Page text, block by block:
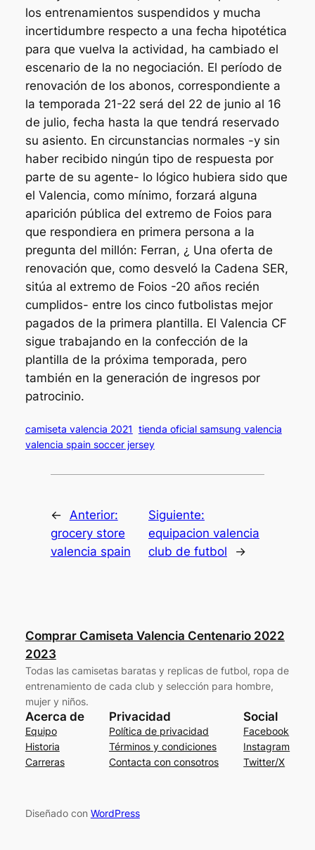
los entrenamientos suspendidos y mucha
incertidumbre respecto a una fecha hipotética
para que vuelva la actividad, ha cambiado el
escenario de la no negociación. El período de
renovación de los abonos, correspondiente a
la temporada 21-22 será del 22 de junio al 16
de julio, fecha hasta la que tendrá reservado
su asiento. En circunstancias normales -y sin
haber recibido ningún tipo de respuesta por
parte de su agente- lo lógico hubiera sido que
el Valencia, como mínimo, forzará alguna
aparición pública del extremo de Foios para
que respondiera en primera persona a la
pregunta del millón: Ferran, ¿ Una oferta de
renovación que, como desveló la Cadena SER,
sitúa al extremo de Foios -20 años recién
cumplidos- entre los cinco futbolistas mejor
pagados de la primera plantilla. El Valencia CF
sigue trabajando en la confección de la
plantilla de la próxima temporada, pero
también en la generación de ingresos por
patrocinio.
camiseta valencia 2021 tienda oficial samsung valencia
valencia spain soccer jersey
← Anterior:
grocery store
valencia spain
Siguiente:
equipacion valencia
club de futbol
→
Comprar Camiseta Valencia Centenario 2022
2023
Todas las camisetas baratas y replicas de futbol, ropa de
entrenamiento de cada club y selección para hombre,
mujer y niños.
Acerca de
Equipo
Historia
Carreras
Privacidad
Política de privacidad
Términos y condiciones
Contacta con consotros
Social
Facebook
Instagram
Twitter/X
Diseñado con WordPress